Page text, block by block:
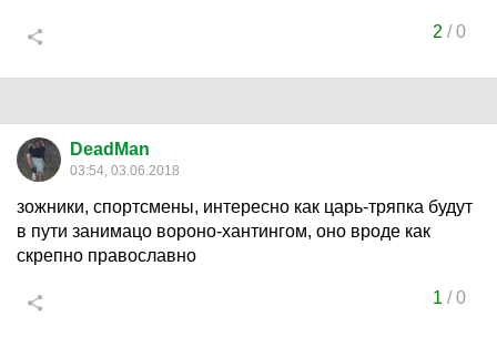
2 /0
DeadMan
03:54, 03.06.2018
зожники, спортсмены, интересно как царь-тряпка будут
в пути занимацо вороно-хантингом, оно вроде как
скрепно православно
1 /0